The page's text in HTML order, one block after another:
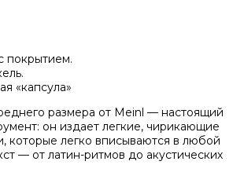
покрытием.
«капсула»
размера от Meinl — настоящий
он издает легкие, чирикающие
которые легко вписываются в любой
— от латин-ритмов до акустических